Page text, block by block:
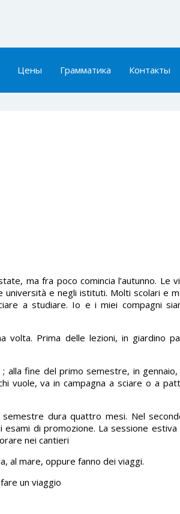
Цены Грамматика Контакты
ma fra poco comincia l’autunno. Le
università e negli istituti. Molti scolari e
a studiare. Io e i miei compagni
volta. Prima delle lezioni, in giardino
alla fine del primo semestre, in gennaio,
vuole, va in campagna a sciare о a
dura quattro mesi. Nel
di promozione. La sessione
nei cantieri
al mare, oppure fanno dei viaggi.
un viaggio